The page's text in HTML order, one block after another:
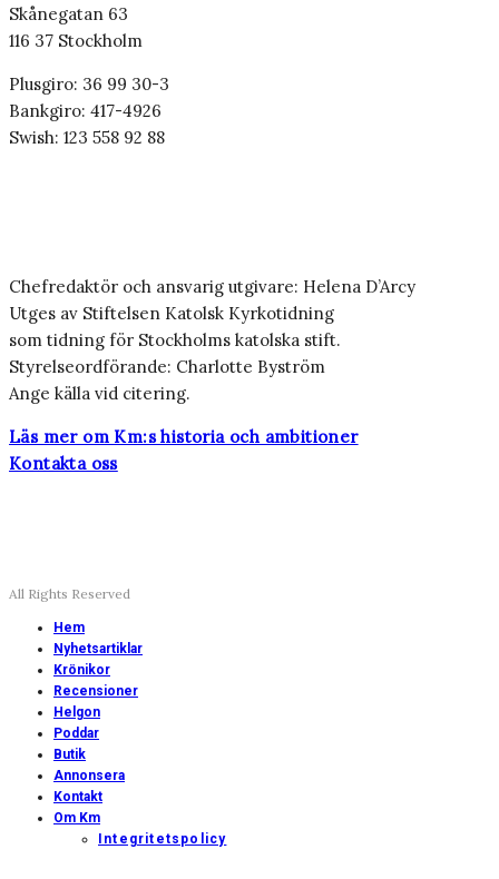
Skånegatan 63
116 37 Stockholm
Plusgiro: 36 99 30-3
Bankgiro: 417-4926
Swish: 123 558 92 88
Chefredaktör och ansvarig utgivare: Helena D’Arcy
Utges av Stiftelsen Katolsk Kyrkotidning
som tidning för Stockholms katolska stift.
Styrelseordförande: Charlotte Byström
Ange källa vid citering.
Läs mer om Km:s historia och ambitioner
Kontakta oss
All Rights Reserved
Hem
Nyhetsartiklar
Krönikor
Recensioner
Helgon
Poddar
Butik
Annonsera
Kontakt
Om Km
Integritetspolicy